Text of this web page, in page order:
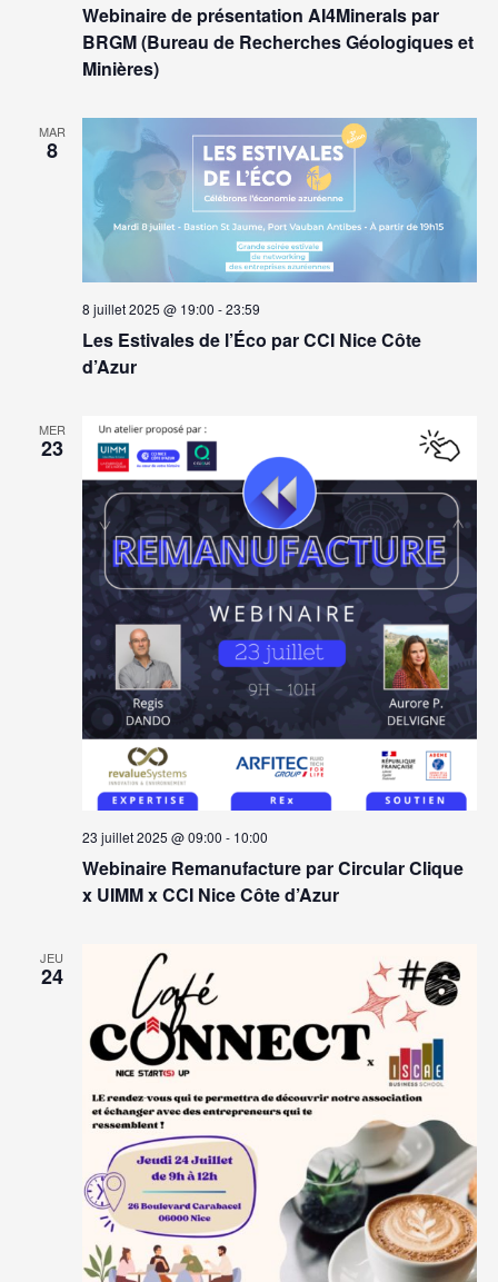
Webinaire de présentation AI4Minerals par
BRGM (Bureau de Recherches Géologiques et
Minières)
MAR
8
Les Estivales de l’Éco par CCI Nice Côte
d’Azur
8 juillet 2025 @ 19:00 -23:59
MER
23
Webinaire Remanufacture par Circular Clique
x UIMM x CCI Nice Côte d’Azur
23 juillet 2025 @ 09:00 - 10:00
JEU
24